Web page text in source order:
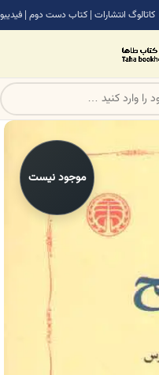
کاتالوگ انتشارات | کتاب دست دوم | فیدیبو
موجود نیست